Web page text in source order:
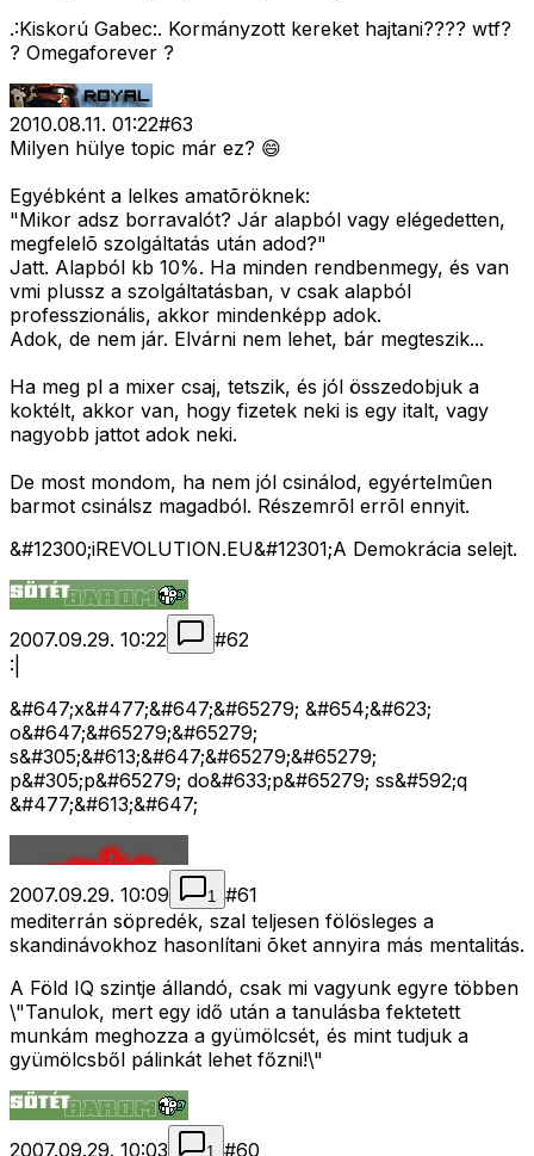
.:Kiskorú Gabec:. Kormányzott kereket hajtani???? wtf?
? Omegaforever ?
2010.08.11. 01:22#63
Milyen hülye topic már ez? 😄
Egyébként a lelkes amatõröknek:
"Mikor adsz borravalót? Jár alapból vagy elégedetten,
megfelelõ szolgáltatás után adod?"
Jatt. Alapból kb 10%. Ha minden rendbenmegy, és van
vmi plussz a szolgáltatásban, v csak alapból
professzionális, akkor mindenképp adok.
Adok, de nem jár. Elvárni nem lehet, bár megteszik...
Ha meg pl a mixer csaj, tetszik, és jól összedobjuk a
koktélt, akkor van, hogy fizetek neki is egy italt, vagy
nagyobb jattot adok neki.
De most mondom, ha nem jól csinálod, egyértelmûen
barmot csinálsz magadból. Részemrõl errõl ennyit.
&#12300;iREVOLUTION.EU&#12301;A Demokrácia selejt.
2007.09.29. 10:22 #62
:|
&#647;x&#477;&#647;&#65279; &#654;&#623;
o&#647;&#65279;&#65279;
s&#305;&#613;&#647;&#65279;&#65279;
p&#305;p&#65279; do&#633;p&#65279; ss&#592;q
&#477;&#613;&#647;
2007.09.29. 10:09 1 #61
mediterrán söpredék, szal teljesen fölösleges a
skandinávokhoz hasonlítani õket annyira más mentalitás.
A Föld IQ szintje állandó, csak mi vagyunk egyre többen
\"Tanulok, mert egy idő után a tanulásba fektetett
munkám meghozza a gyümölcsét, és mint tudjuk a
gyümölcsből pálinkát lehet főzni!\"
2007.09.29. 10:03 1 #60